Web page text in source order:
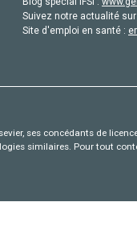
Suivez notre actualité
Site d'emploi en santé :
ses concédants de
similaires. Pour tout